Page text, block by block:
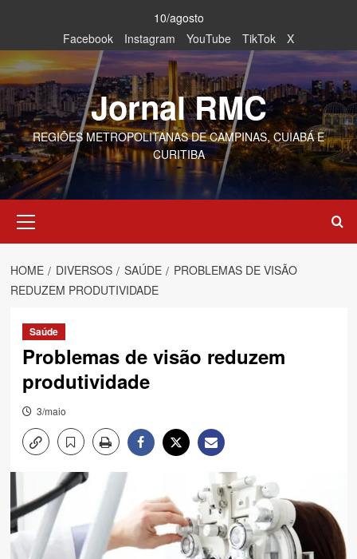
content
10/agosto
Facebook
Instagram YouTube TikTok X
Jornal RMC
REGIÕES METROPOLITANAS DE CAMPINAS, CUIABÁ E
CURITIBA
Menu
HOME DIVERSOS SAÚDE
PROBLEMAS DE VISÃO
REDUZEM PRODUTIVIDADE
Saúde
Problemas de visão reduzem
produtividade
3/maio